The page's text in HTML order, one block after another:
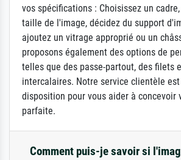
vos spécifications : Choisissez un
taille de l'image, décidez du support
ajoutez un vitrage approprié ou un
proposons également des options de
telles que des passe-partout, des filets
intercalaires. Notre service clientèle
disposition pour vous aider à
parfaite.
Comment puis-je savoir si